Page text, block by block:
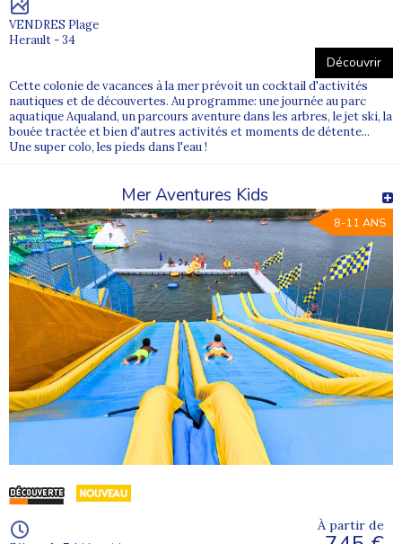
VENDRES Plage
Herault - 34
Découvrir
Cette colonie de vacances à la mer prévoit un cocktail d'activités
nautiques et de découvertes. Au programme: une journée au parc
aquatique Aqualand, un parcours aventure dans les arbres, le jet ski, la
bouée tractée et bien d'autres activités et moments de détente...
Une super colo, les pieds dans l'eau !
Mer Aventures Kids
8-11 ANS
À partir de